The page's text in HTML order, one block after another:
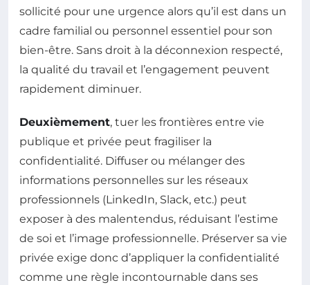
sollicité pour une urgence alors qu’il est dans un
cadre familial ou personnel essentiel pour son
bien-être. Sans droit à la déconnexion respecté,
la qualité du travail et l’engagement peuvent
rapidement diminuer.
Deuxièmement, tuer les frontières entre vie
publique et privée peut fragiliser la
confidentialité. Diffuser ou mélanger des
informations personnelles sur les réseaux
professionnels (LinkedIn, Slack, etc.) peut
exposer à des malentendus, réduisant l’estime
de soi et l’image professionnelle. Préserver sa vie
privée exige donc d’appliquer la confidentialité
comme une règle incontournable dans ses